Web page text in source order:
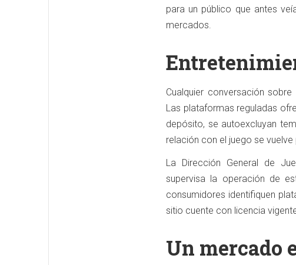
para un público que antes
mercados.
Cualquier conversación
Las plataformas reguladas
depósito, se autoexcluyan
relación con el juego se
La Dirección General de
supervisa la operación de
consumidores identifiquen
sitio cuente con licencia
Un mercado